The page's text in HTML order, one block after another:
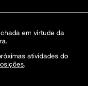
inscrição prévia
de Libras, solicitar pelo
Ganizev Jimenezé educadora
da CAU_ (Cartografias
é doutor em Estética e
em virtude da
atividades do
.